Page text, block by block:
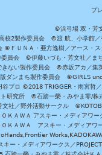
プ
©浜弓場 双・芳
校2製作委員会 ©渡 航、小学館
©ＦＵＮＡ・亜方逸樹／アース・
員会 ©伊藤いづも・芳文社／
きない製作委員会 ©赤坂アカ／
版ダンまち製作委員会 ©GIRLS
プロ ©2018 TRIGGER・雨宮哲
研究所 ©石踏一榮・みやま零/株
文社／野外活動サークル
ＫＡＷＡ アスキー・メディアワ
ＫＡＷＡ アスキー・メディア
ー・メディアワークス／